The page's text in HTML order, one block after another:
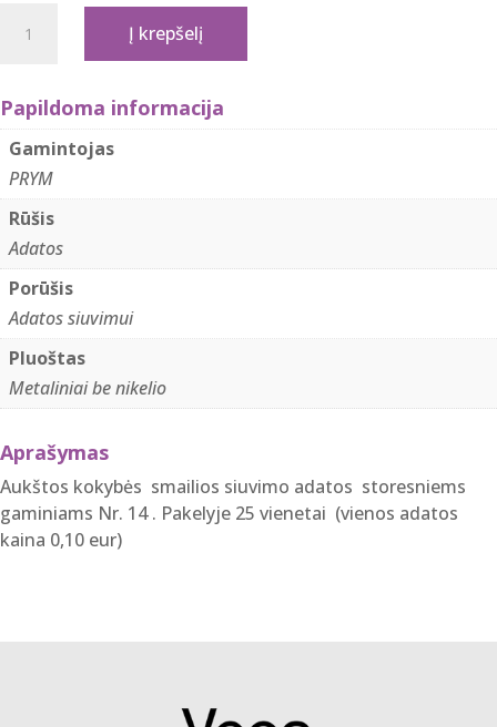
kiekis:
siuvimo
adatos
vokelyje
(25vnt)
Nr.
14
Į krepšelį
Papildoma informacija
Gamintojas
PRYM
Rūšis
Adatos
Porūšis
Adatos siuvimui
Pluoštas
Metaliniai be nikelio
Aprašymas
Aukštos kokybės smailios siuvimo adatos storesniems
gaminiams Nr. 14 . Pakelyje 25 vienetai (vienos adatos
kaina 0,10 eur)